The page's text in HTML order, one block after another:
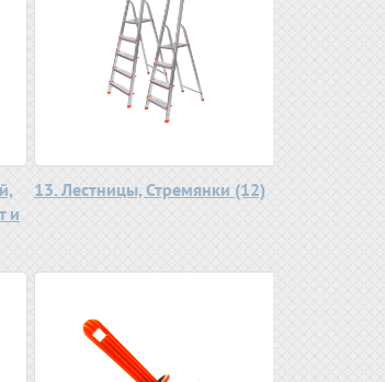
и
13. Лестницы, Стремянки (12)